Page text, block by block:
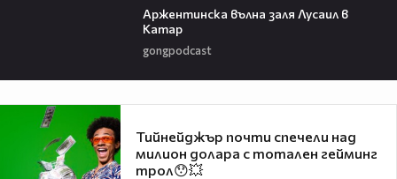
Аржентинска вълна заля Лусаил в
Катар
gongpodcast
Тийнейджър почти спечели над
милион долара с тотален гейминг
трол😯💥